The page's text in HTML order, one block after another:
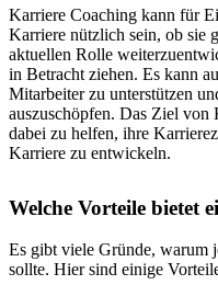
Karriere Coaching kann für
Karriere nützlich sein, ob sie
aktuellen Rolle
in Betracht ziehen. Es kann
Mitarbeiter zu unterstützen
auszuschöpfen. Das Ziel von
dabei zu helfen, ihre
Karriere zu entwickeln.
Welche Vorteile bietet
Es gibt viele Gründe, warum
sollte. Hier sind einige